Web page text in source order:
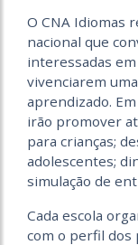
O CNA Idiomas
nacional que
interessadas
vivenciarem
aprendizado.
irão promover
para crianças;
adolescentes;
simulação de
Cada escola
com o perfil dos